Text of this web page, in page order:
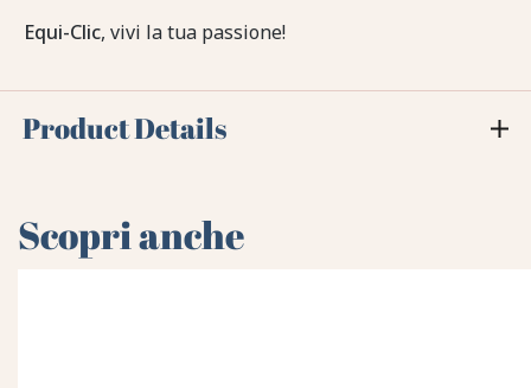
Equi-Clic, vivi la tua passione!
Product Details
Scopri anche